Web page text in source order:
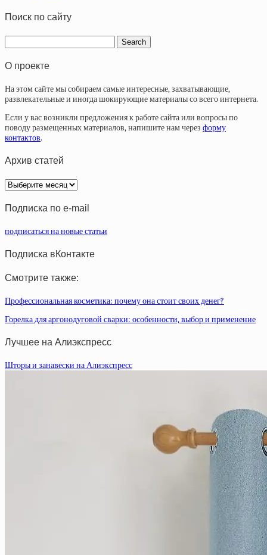
Поиск по сайту
О проекте
На этом сайте мы собираем самые интересные, захватывающие,
развлекательные и иногда шокирующие материалы со всего интернета.
Если у вас возникли предложения к работе сайта или вопросы по
поводу размещенных материалов, напишите нам через форму
контактов.
Архив статей
Архив
статей
Подписка по e-mail
подписаться на новые статьи
Подписка вКонтакте
Смотрите также:
Профессиональная косметика: почему она стоит своих денег?
Горелка для аргонодуговой сварки: особенности, выбор и применение
Лучшее на Алиэкспресс
Шторы и занавески на Алиэкспресс